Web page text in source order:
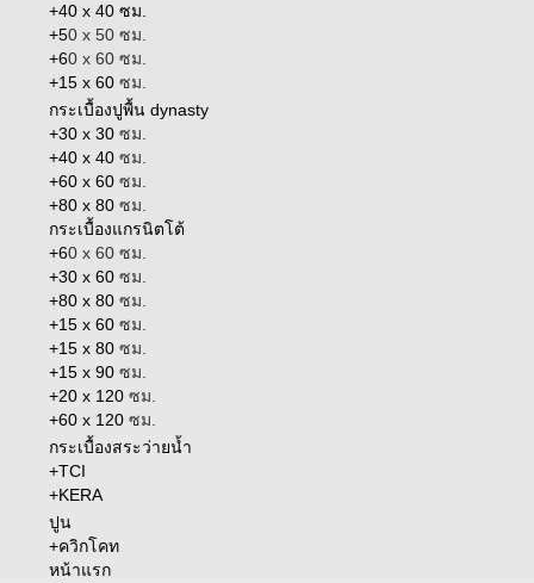
+40 x 40 ซม.
+50 x 50 ซม.
+60 x 60 ซม.
+15 x 60 ซม.
กระเบื้องปูพื้น dynasty
+30 x 30 ซม.
+40 x 40 ซม.
+60 x 60 ซม.
+80 x 80 ซม.
กระเบื้องแกรนิตโต้
+60 x 60 ซม.
+30 x 60 ซม.
+80 x 80 ซม.
+15 x 60 ซม.
+15 x 80 ซม.
+15 x 90 ซม.
+20 x 120 ซม.
+60 x 120 ซม.
กระเบื้องสระว่ายน้ำ
+TCI
+KERA
ปูน
+ควิกโคท
หน้าแรก